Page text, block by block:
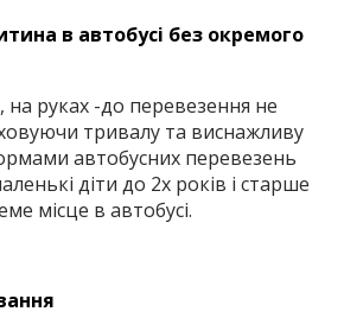
в автобусі без окремого
на руках -до перевезення не
тривалу та виснажливу
автобусних перевезень
діти до 2х років і старше
місце в автобусі.